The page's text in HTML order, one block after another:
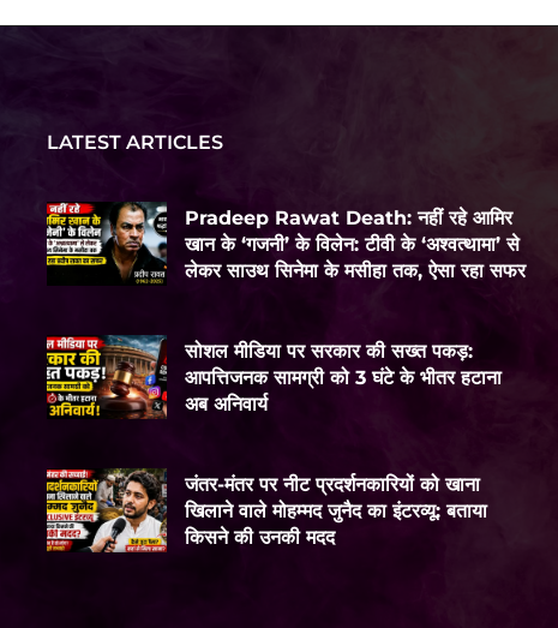
LATEST ARTICLES
Pradeep Rawat Death: नहीं रहे आमिर
खान के ‘गजनी’ के विलेन: टीवी के ‘अश्वत्थामा’ से
लेकर साउथ सिनेमा के मसीहा तक, ऐसा रहा सफर
सोशल मीडिया पर सरकार की सख्त पकड़:
आपत्तिजनक सामग्री को 3 घंटे के भीतर हटाना
अब अनिवार्य
जंतर-मंतर पर नीट प्रदर्शनकारियों को खाना
खिलाने वाले मोहम्मद जुनैद का इंटरव्यू: बताया
किसने की उनकी मदद